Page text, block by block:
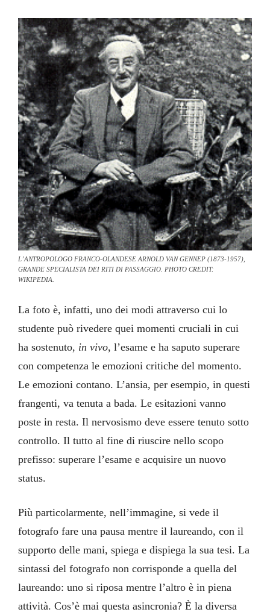
L’ANTROPOLOGO FRANCO-OLANDESE ARNOLD VAN GENNEP (1873-1957),
GRANDE SPECIALISTA DEI RITI DI PASSAGGIO. PHOTO CREDIT:
WIKIPEDIA.
La foto è, infatti, uno dei modi attraverso cui lo
studente può rivedere quei momenti cruciali in cui
ha sostenuto, in vivo, l’esame e ha saputo superare
con competenza le emozioni critiche del momento.
Le emozioni contano. L’ansia, per esempio, in questi
frangenti, va tenuta a bada. Le esitazioni vanno
poste in resta. Il nervosismo deve essere tenuto sotto
controllo. Il tutto al fine di riuscire nello scopo
prefisso: superare l’esame e acquisire un nuovo
status.
Più particolarmente, nell’immagine, si vede il
fotografo fare una pausa mentre il laureando, con il
supporto delle mani, spiega e dispiega la sua tesi. La
sintassi del fotografo non corrisponde a quella del
laureando: uno si riposa mentre l’altro è in piena
attività. Cos’è mai questa asincronia? È la diversa